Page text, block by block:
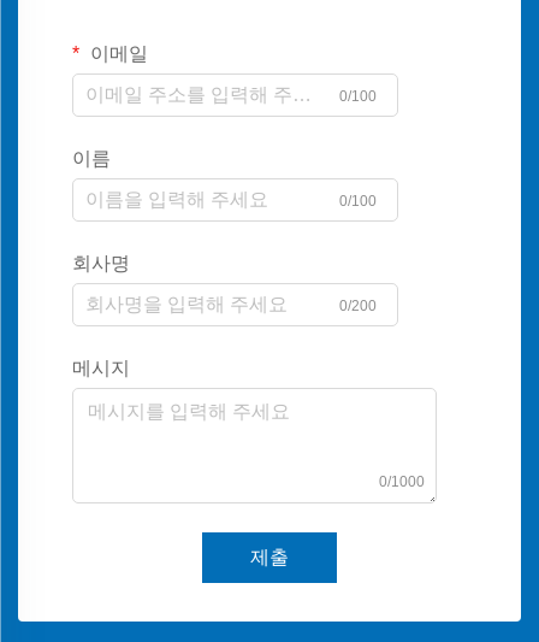
이메일
0/100
이름
0/100
회사명
0/200
메시지
0/1000
제출